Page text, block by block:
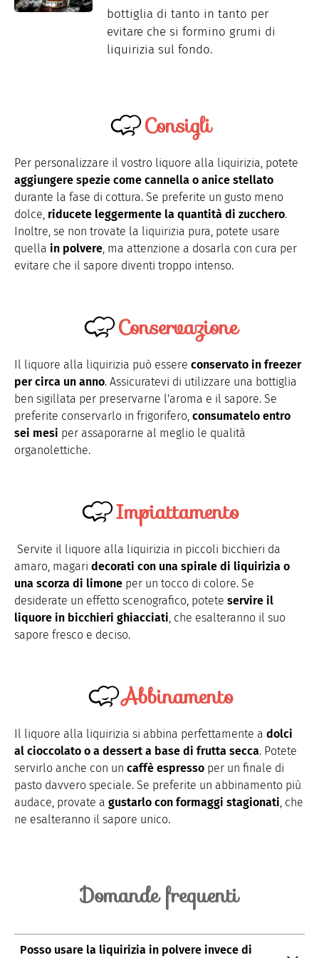
bottiglia di tanto in tanto per
evitare che si formino grumi di
liquirizia sul fondo.
Consigli
Per personalizzare il vostro liquore alla liquirizia, potete
aggiungere spezie come cannella o anice stellato
durante la fase di cottura. Se preferite un gusto meno
dolce, riducete leggermente la quantità di zucchero.
Inoltre, se non trovate la liquirizia pura, potete usare
quella in polvere, ma attenzione a dosarla con cura per
evitare che il sapore diventi troppo intenso.
Conservazione
Il liquore alla liquirizia può essere conservato in freezer
per circa un anno. Assicuratevi di utilizzare una bottiglia
ben sigillata per preservarne l'aroma e il sapore. Se
preferite conservarlo in frigorifero, consumatelo entro
sei mesi per assaporarne al meglio le qualità
organolettiche.
Impiattamento
Servite il liquore alla liquirizia in piccoli bicchieri da
amaro, magari decorati con una spirale di liquirizia o
una scorza di limone per un tocco di colore. Se
desiderate un effetto scenografico, potete servire il
liquore in bicchieri ghiacciati, che esalteranno il suo
sapore fresco e deciso.
Abbinamento
Il liquore alla liquirizia si abbina perfettamente a dolci
al cioccolato o a dessert a base di frutta secca. Potete
servirlo anche con un caffè espresso per un finale di
pasto davvero speciale. Se preferite un abbinamento più
audace, provate a gustarlo con formaggi stagionati, che
ne esalteranno il sapore unico.
Domande frequenti
Posso usare la liquirizia in polvere invece di